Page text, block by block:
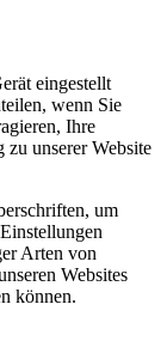
eingestellt
wenn Sie
Ihre
zu unserer Website
um
Arten von
Websites
können.